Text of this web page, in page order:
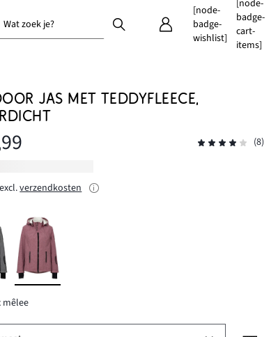
Wat zoek je?
[node-
badge-
wishlist]
[node-
badge-
cart-
items]
JAS MET TEDDYFLEECE,
(8)
verzendkosten
mêlee